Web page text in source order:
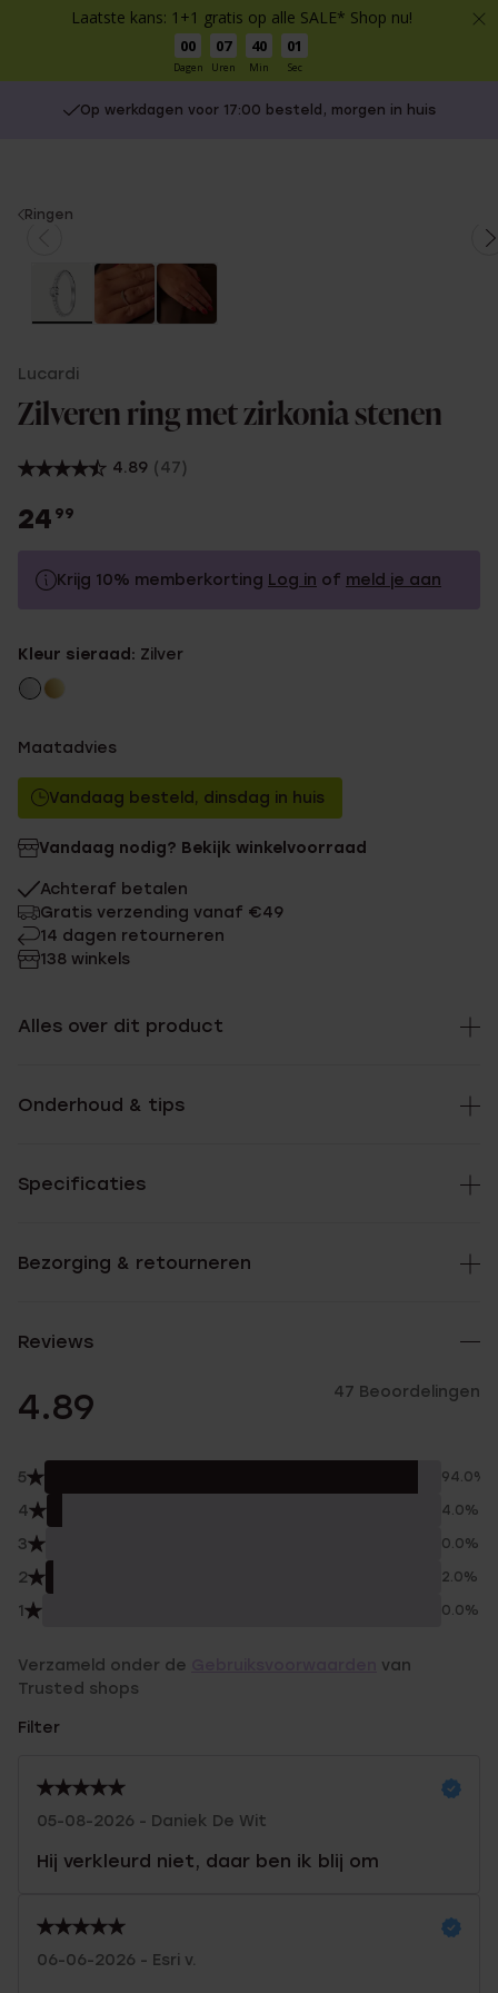
Laatste kans: 1+1 gratis op alle SALE* Shop nu!
00
Dagen
07
Uren
40
Min
01
Sec
Op werkdagen voor 17:00 besteld, morgen in huis
You
here:
Ringen
Lucardi
Zilveren ring met zirkonia stenen
4.89 (47)
24 99
Krijg 10% memberkorting Log in of meld je aan
Zonder memberkorting
Kleur sieraad: Zilver
Maatadvies
Vandaag besteld, dinsdag in huis
Vandaag nodig? Bekijk winkelvoorraad
Achteraf betalen
Gratis verzending vanaf €49
14 dagen retourneren
138 winkels
Alles over dit product
Onderhoud & tips
Specificaties
Bezorging & retourneren
Reviews
4.89 47 Beoordelingen
5 94.0%
4 4.0%
3 0.0%
2 2.0%
1 0.0%
Verzameld onder de
van
Trusted shops
Filter
05-08-2026 - Daniek De Wit
Hij verkleurd niet, daar ben ik blij om
06-06-2026 - Esri v.